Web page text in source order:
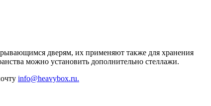
дверям, их применяют также для хранения
можно установить дополнительно стеллажи.
info@heavybox.ru.